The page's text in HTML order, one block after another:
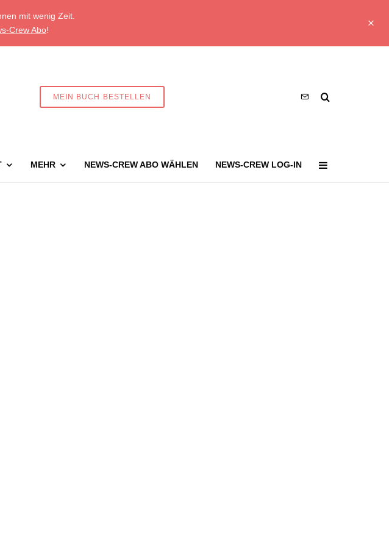
mit wenig Zeit.
Crew Abo!
MEIN BUCH BESTELLEN
MEHR NEWS-CREW ABO WÄHLEN NEWS-CREW LOG-IN